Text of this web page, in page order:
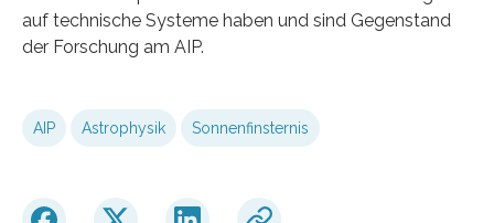
auf technische Systeme haben und sind Gegenstand
der Forschung am AIP.
AIP Astrophysik Sonnenfinsternis